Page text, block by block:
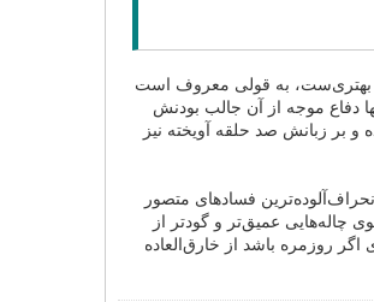
بهتری‌ست، به قولی معروف است
دفاع موجه از آن جالب بودنش
بر زبانش صد حلقه آویخته نیز
فسادهای متصور
عمیق‌تر و گودتر از
روزمره باشد از خارق‌العاده